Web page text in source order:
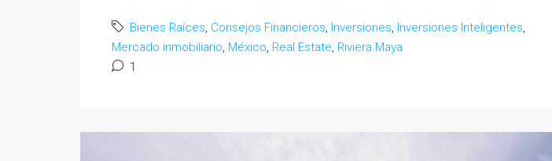
Bienes Raíces, Consejos Financieros, Inversiones, Inversiones Inteligentes,
Mercado inmobiliario, México, Real Estate, Riviera Maya
1